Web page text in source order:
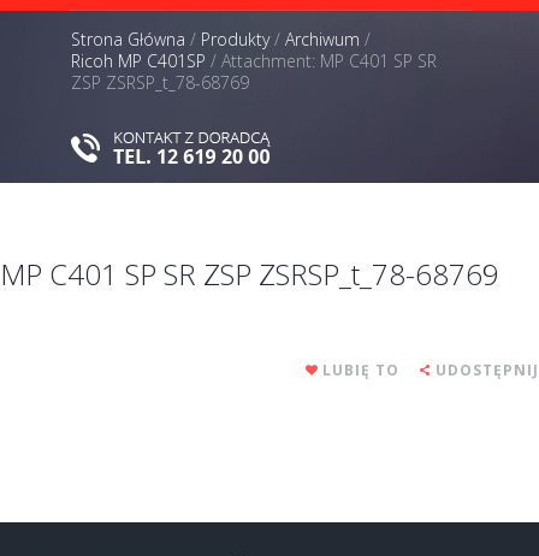
Strona Główna / Produkty/ Archiwum /
Ricoh MP C401SP / Attachment: MP C401 SP SR
ZSP ZSRSP_t_78-68769
MP C401 SP SR ZSP ZSRSP_t_78-68769
LUBIĘ TO UDOSTĘPNIJ